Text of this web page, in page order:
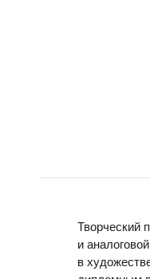
Творческий
и
в